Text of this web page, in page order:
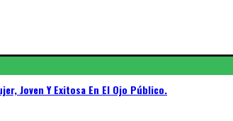
Joven Y Exitosa En El Ojo Público.